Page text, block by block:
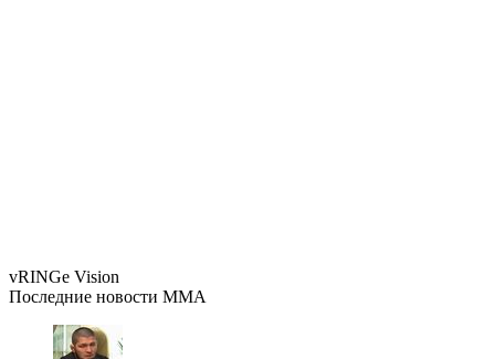
vRINGe Vision
Последние новости MMA